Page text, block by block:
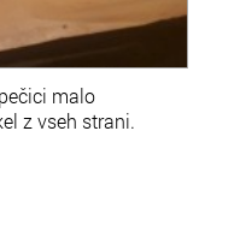
malo
z vseh strani.